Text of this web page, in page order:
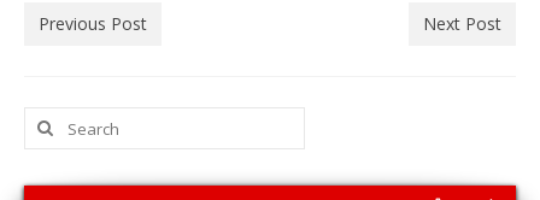
Previous Post Next Post
Search
for: